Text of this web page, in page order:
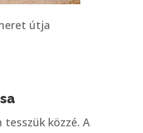
útja
tesszük közzé. A